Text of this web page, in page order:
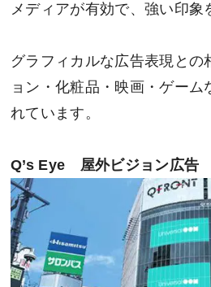
メディアが有効で、強い印象
グラフィカルな広告表現との
ョン・化粧品・映画・ゲー
れています。
Q’s Eye 屋外ビジョン広告